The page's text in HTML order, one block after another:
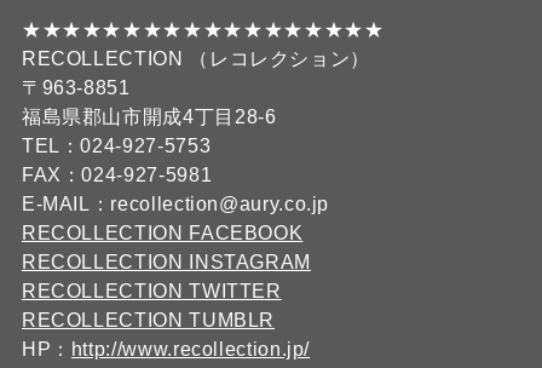
★★★★★★★★★★★★★★★★★★
RECOLLECTION （レコレクション）
〒963-8851
福島県郡山市開成4丁目28-6
TEL：024-927-5753
FAX：024-927-5981
E-MAIL：recollection@aury.co.jp
RECOLLECTION FACEBOOK
RECOLLECTION INSTAGRAM
RECOLLECTION TWITTER
RECOLLECTION TUMBLR
HP： http://www.recollection.jp/